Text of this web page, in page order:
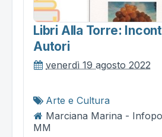
Libri Alla Torre:
Autori
venerdì 19 agosto 2022
Arte e Cultura
Marciana Marina -
MM